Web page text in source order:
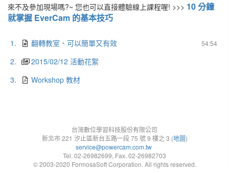
來不及參加現場嗎?~ 您也可以直接體驗線上課程喔! >>> 10 分鐘
就掌握 EverCam 的基本技巧
1. 54:54
翻轉教室、可以簡單又有效
2.
2015/02/12 活動花絮
3.
Workshop 教材
台灣數位學習科技股份有限公司
新北市 221 汐止區新台五路一段 75 號 9 樓之 3 (地圖)
service@powercam.com.tw
Tel. 02-26982699, Fax. 02-26982703
© 2003-2020 FormosaSoft Corporation. All rights reserved.